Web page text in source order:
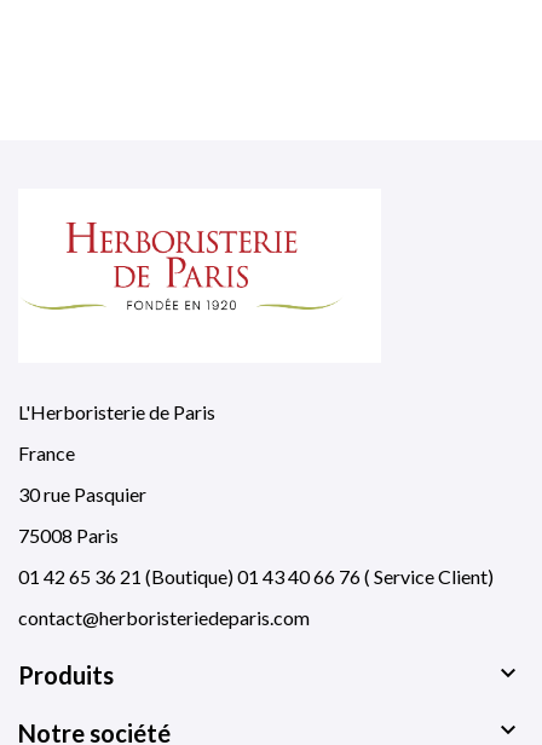
L'Herboristerie de Paris
France
30 rue Pasquier
75008 Paris
01 42 65 36 21 (Boutique) 01 43 40 66 76 ( Service Client)
contact@herboristeriedeparis.com
Produits 
Notre société 